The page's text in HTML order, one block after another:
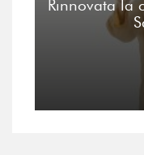
Rinnovata la